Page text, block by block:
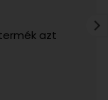
azt